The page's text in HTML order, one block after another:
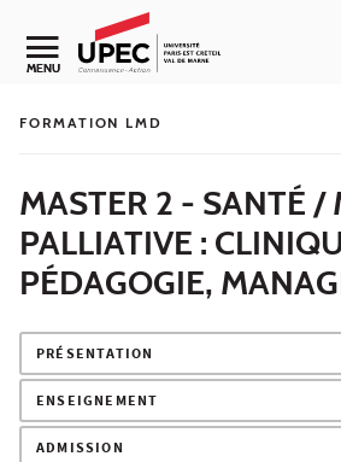
Aller au contenu
Navigation secondaire
MENU
FORMATION LMD
MASTER 2 - SANTÉ /
PALLIATIVE :
PÉDAGOGIE,
PRÉSENTATION
ENSEIGNEMENT
ADMISSION